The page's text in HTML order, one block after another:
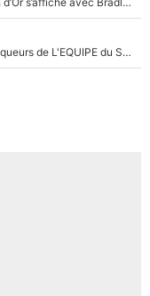
Pierre Ménès «ne supporte pas» certains chroniqueurs de L'EQUIPE du Soir : Ils vont tous partir !